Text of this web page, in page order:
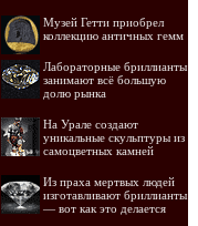
Музей Гетти приобрел
коллекцию античных гемм
Лабораторные бриллианты
занимают всё большую
долю рынка
На Урале создают
уникальные скульптуры из
самоцветных камней
Из праха мертвых людей
изготавливают бриллианты
— вот как это делается